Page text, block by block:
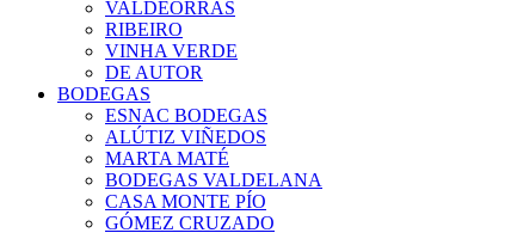
VALDEORRAS
RIBEIRO
VINHA VERDE
DE AUTOR
BODEGAS
ESNAC BODEGAS
ALÚTIZ VIÑEDOS
MARTA MATÉ
BODEGAS VALDELANA
CASA MONTE PÍO
GÓMEZ CRUZADO